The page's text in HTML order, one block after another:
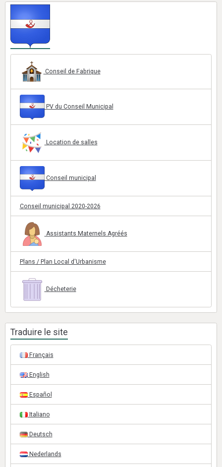
Conseil de Fabrique
PV du Conseil Municipal
Location de salles
Conseil municipal
Conseil municipal 2020-2026
Assistants Maternels Agréés
Plans / Plan Local d'Urbanisme
Décheterie
Traduire le site
Français
English
Español
Italiano
Deutsch
Nederlands